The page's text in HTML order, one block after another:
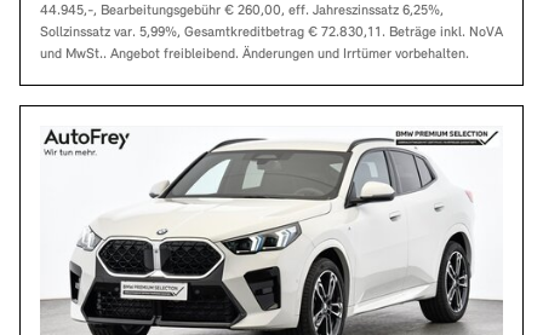
44.945,-, Bearbeitungsgebühr € 260,00, eff. Jahreszinssatz 6,25%,
Sollzinssatz var. 5,99%, Gesamtkreditbetrag € 72.830,11. Beträge inkl. NoVA
und MwSt.. Angebot freibleibend. Änderungen und Irrtümer vorbehalten.